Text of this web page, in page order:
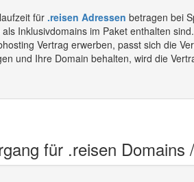
für .reisen Adressen betragen bei
Inklusivdomains im Paket enthalten
Vertrag erwerben, passt sich die
und Ihre Domain behalten, wird die
für .reisen